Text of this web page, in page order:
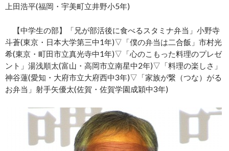
上田浩平(福岡・宇美町立井野小5年)
【中学生の部】「兄が部活後に食べるスタミナ弁当」小野寺
斗蒼(東京・日本大学第三中1年)▽「僕の弁当は二合飯」市村光
希(東京・町田市立真光寺中1年)▽「心のこもった料理のプレゼ
ント」湯浅順太(富山・高岡市立南星中2年)▽「料理の楽しさ」
神谷蓮(愛知・大府市立大府西中3年)▽「家族が繋（つな）がる
お弁当」射手矢優太(佐賀・佐賀学園成穎中3年)